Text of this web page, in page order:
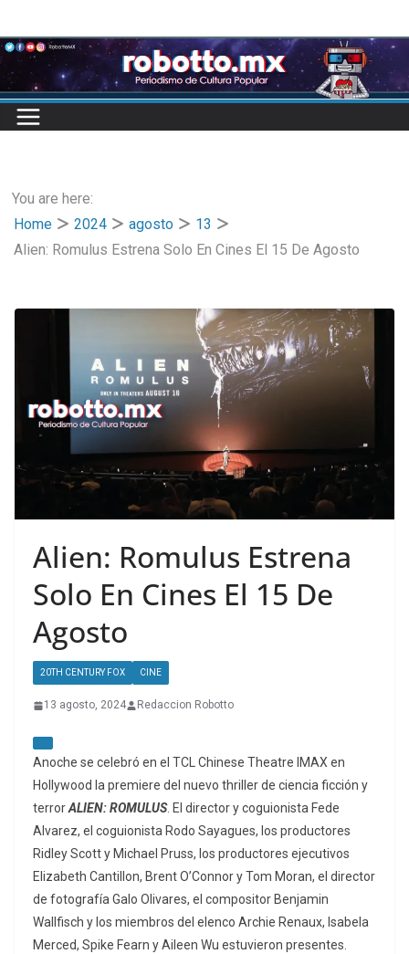
to
content
You are here:
Home
2024 agosto
13
Alien: Romulus Estrena Solo En Cines El 15 De Agosto
Alien: Romulus Estrena
Solo En Cines El 15 De
Agosto
20TH CENTURY FOX CINE
13 agosto, 2024 Redaccion Robotto
Anoche se celebró en el TCL Chinese Theatre IMAX en
Hollywood la premiere del nuevo thriller de ciencia ficción y
terrorALIEN: ROMULUS. El director y coguionista Fede
Alvarez, el coguionista Rodo Sayagues, los productores
Ridley Scott y Michael Pruss, los productores ejecutivos
Elizabeth Cantillon, Brent O’Connor y Tom Moran, el director
de fotografía Galo Olivares, el compositor Benjamin
Wallfisch y los miembros del elenco Archie Renaux, Isabela
Merced, Spike Fearn y Aileen Wu estuvieron presentes.